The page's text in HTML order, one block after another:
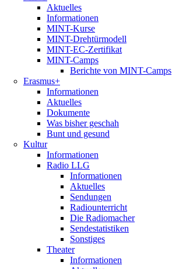
Aktuelles
Informationen
MINT-Kurse
MINT-Drehtürmodell
MINT-EC-Zertifikat
MINT-Camps
Berichte von MINT-Camps
Erasmus+
Informationen
Aktuelles
Dokumente
Was bisher geschah
Bunt und gesund
Kultur
Informationen
Radio LLG
Informationen
Aktuelles
Sendungen
Radiounterricht
Die Radiomacher
Sendestatistiken
Sonstiges
Theater
Informationen